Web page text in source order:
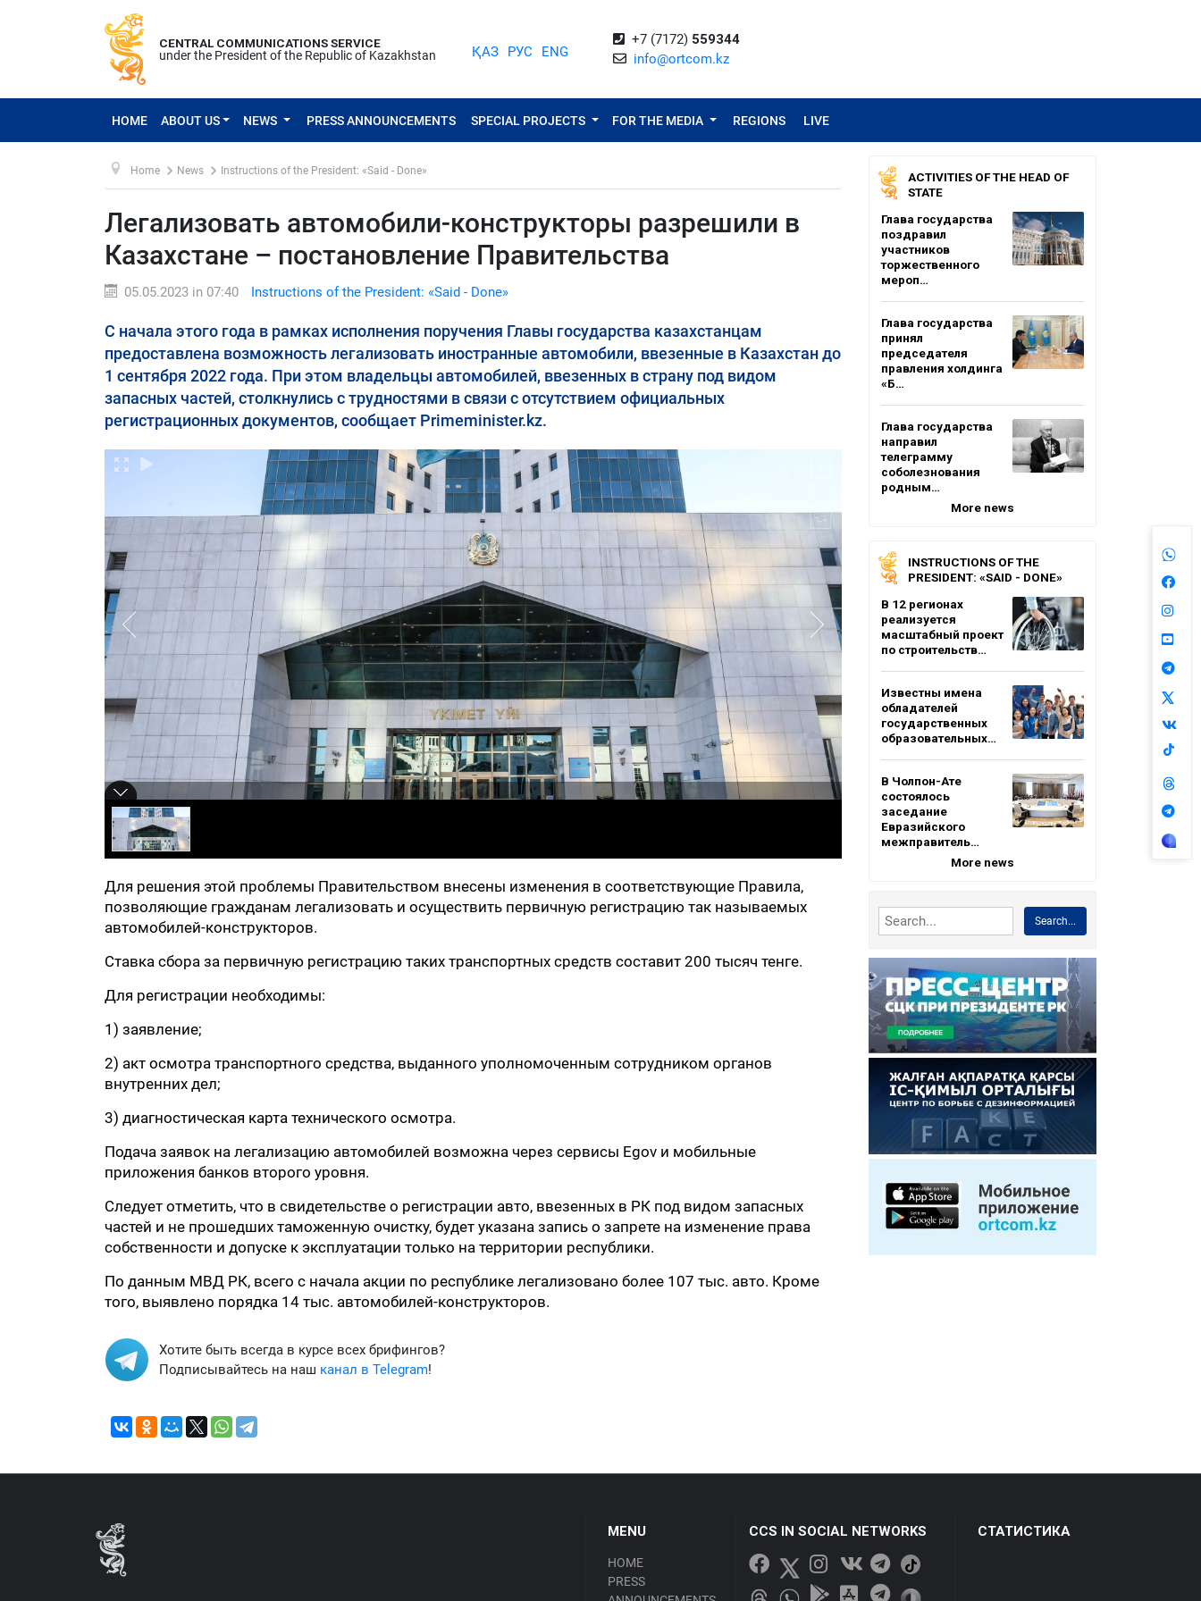
CENTRAL COMMUNICATIONS SERVICE
under the President of the Republic of Kazakhstan
ҚАЗ РУС ENG
+7 (7172) 559344
info@ortcom.kz
HOME ABOUT US NEWS PRESS ANNOUNCEMENTS SPECIAL PROJECTS FOR THE MEDIA REGIONS LIVE
Home News Instructions of the President: «Said - Done»
Легализовать автомобили-конструкторы разрешили в
Казахстане – постановление Правительства
05.05.2023 in 07:40 Instructions of the President: «Said - Done»
С начала этого года в рамках исполнения поручения Главы государства казахстанцам
предоставлена возможность легализовать иностранные автомобили, ввезенные в Казахстан до
1 сентября 2022 года. При этом владельцы автомобилей, ввезенных в страну под видом
запасных частей, столкнулись с трудностями в связи с отсутствием официальных
регистрационных документов, сообщает Primeminister.kz.
Для решения этой проблемы Правительством внесены изменения в соответствующие Правила,
позволяющие гражданам легализовать и осуществить первичную регистрацию так называемых
автомобилей-конструкторов.
Ставка сбора за первичную регистрацию таких транспортных средств составит 200 тысяч тенге.
Для регистрации необходимы:
1) заявление;
2) акт осмотра транспортного средства, выданного уполномоченным сотрудником органов
внутренних дел;
3) диагностическая карта технического осмотра.
Подача заявок на легализацию автомобилей возможна через сервисы Egov и мобильные
приложения банков второго уровня.
Следует отметить, что в свидетельстве о регистрации авто, ввезенных в РК под видом запасных
частей и не прошедших таможенную очистку, будет указана запись о запрете на изменение права
собственности и допуске к эксплуатации только на территории республики.
По данным МВД РК, всего с начала акции по республике легализовано более 107 тыс. авто. Кроме
того, выявлено порядка 14 тыс. автомобилей-конструкторов.
Хотите быть всегда в курсе всех брифингов?
Подписывайтесь на наш канал в Telegram!
ACTIVITIES OF THE HEAD OF
STATE
Глава государства
поздравил
участников
торжественного
мероп…
Глава государства
принял
председателя
правления холдинга
«Б…
Глава государства
направил
телеграмму
соболезнования
родным…
More news
INSTRUCTIONS OF THE
PRESIDENT: «SAID - DONE»
В 12 регионах
реализуется
масштабный проект
по строительств…
Известны имена
обладателей
государственных
образовательных…
В Чолпон-Ате
состоялось
заседание
Евразийского
межправитель…
More news
Search...
MENU
HOME
PRESS
CCS IN SOCIAL NETWORKS СТАТИСТИКА